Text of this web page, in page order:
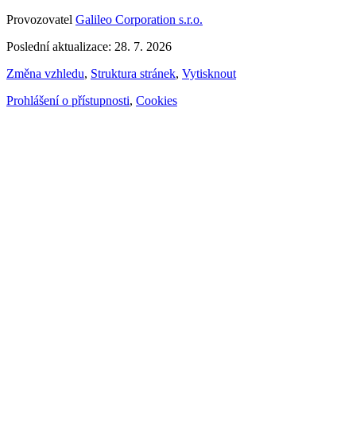
Provozovatel Galileo Corporation s.r.o.
Poslední aktualizace: 28. 7. 2026
Změna vzhledu, Struktura stránek, Vytisknout
Prohlášení o přístupnosti, Cookies